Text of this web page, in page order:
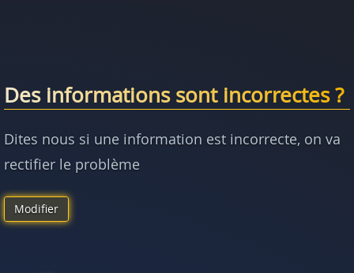
Des informations sont incorrectes ?
Dites nous si une information est incorrecte, on va
rectifier le problème
Modifier